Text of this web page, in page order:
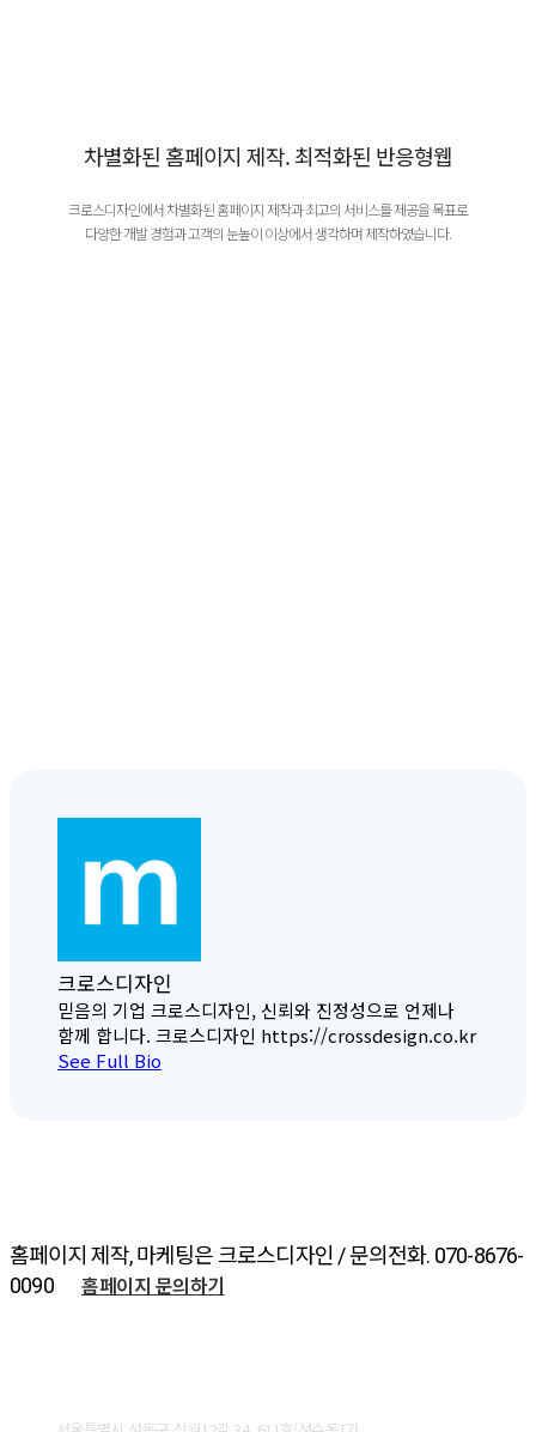
차별화된 홈페이지 제작. 최적화된 반응형웹
크로스디자인에서 차별화된 홈페이지 제작과 최고의 서비스를 제공을 목표로
다양한 개발 경험과 고객의 눈높이 이상에서 생각하며 제작하였습니다.
크로스디자인
믿음의 기업 크로스디자인, 신뢰와 진정성으로 언제나
함께 합니다. 크로스디자인 https://crossdesign.co.kr
See Full Bio
홈페이지 제작, 마케팅은 크로스디자인 / 문의전화. 070-8676-
0090
홈페이지 문의하기